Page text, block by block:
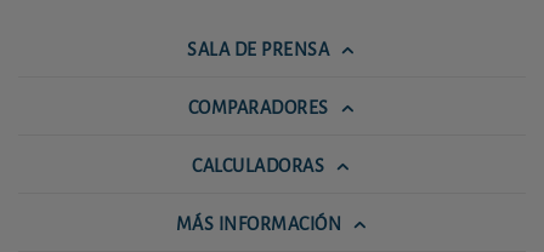
SALA DE PRENSA
COMPARADORES
CALCULADORAS
MÁS INFORMACIÓN